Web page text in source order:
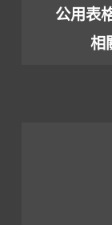
公用表
相